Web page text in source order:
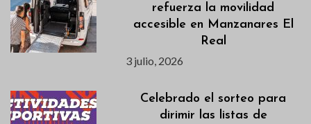
refuerza la movilidad
accesible en Manzanares El
Real
3 julio, 2026
Celebrado el sorteo para
dirimir las listas de